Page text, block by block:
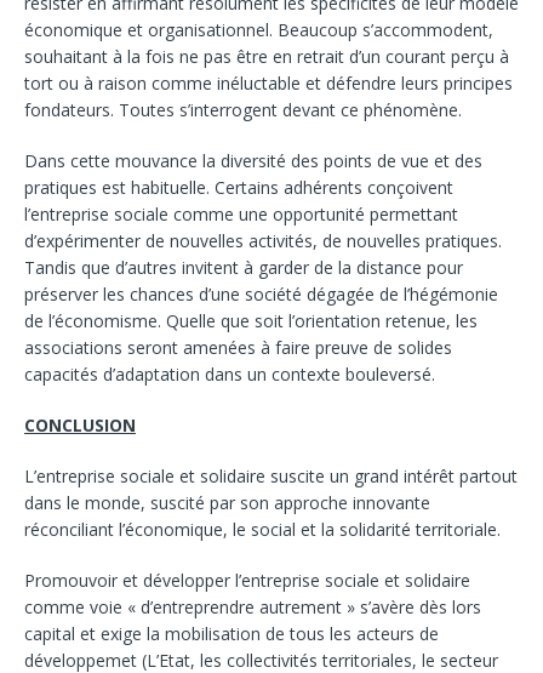
économique et organisationnel. Beaucoup s’accommodent,
souhaitant à la fois ne pas être en retrait d’un courant perçu à
tort ou à raison comme inéluctable et défendre leurs principes
fondateurs. Toutes s’interrogent devant ce phénomène.
Dans cette mouvance la diversité des points de vue et des
pratiques est habituelle. Certains adhérents conçoivent
l’entreprise sociale comme une opportunité permettant
d’expérimenter de nouvelles activités, de nouvelles pratiques.
Tandis que d’autres invitent à garder de la distance pour
préserver les chances d’une société dégagée de l’hégémonie
de l’économisme. Quelle que soit l’orientation retenue, les
associations seront amenées à faire preuve de solides
capacités d’adaptation dans un contexte bouleversé.
CONCLUSION
L’entreprise sociale et solidaire suscite un grand intérêt partout
dans le monde, suscité par son approche innovante
réconciliant l’économique, le social et la solidarité territoriale.
Promouvoir et développer l’entreprise sociale et solidaire
comme voie « d’entreprendre autrement » s’avère dès lors
capital et exige la mobilisation de tous les acteurs de
développemet (L’Etat, les collectivités territoriales, le secteur